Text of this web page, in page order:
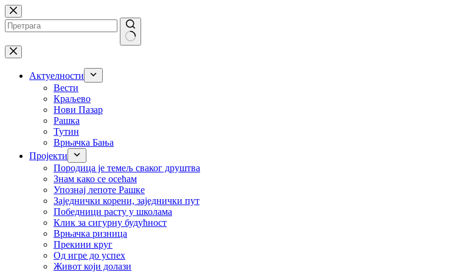
Skip
to
content
No
results
Актуелности
Вести
Краљево
Нови Пазар
Рашка
Тутин
Врњачка Бања
Пројекти
Породица је темељ сваког друштва
Знам како се осећам
Упознај лепоте Рашке
Заједнички корени, заједнички пут
Победници расту у школама
Клик за сигурну будућност
Врњачка ризница
Прекини круг
Од игре до успех
Живот који долази